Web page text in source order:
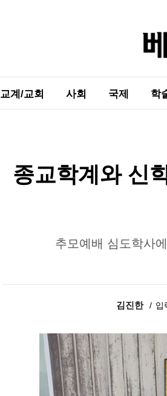
교계/교회 사회 국제 학
종교학계와 신
추모예배 심도학사
김진한 입